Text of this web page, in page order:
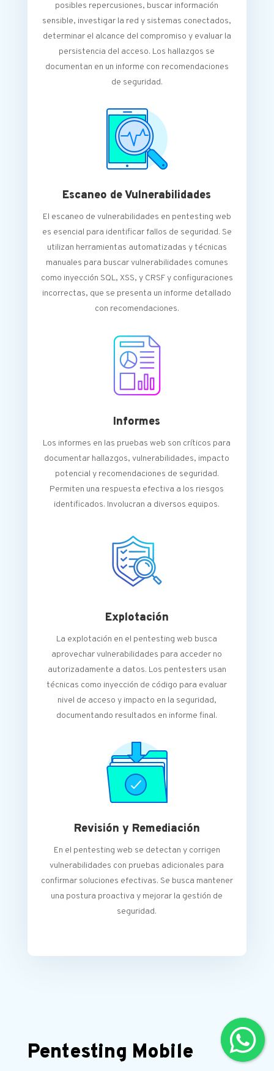
posibles repercusiones, buscar información
sensible, investigar la red y sistemas conectados,
determinar el alcance del compromiso y evaluar la
persistencia del acceso. Los hallazgos se
documentan en un informe con recomendaciones
de seguridad.
Escaneo de Vulnerabilidades
El escaneo de vulnerabilidades en pentesting web
es esencial para identificar fallos de seguridad. Se
utilizan herramientas automatizadas y técnicas
manuales para buscar vulnerabilidades comunes
como inyección SQL, XSS, y CRSF y configuraciones
incorrectas, que se presenta un informe detallado
con recomendaciones.
Informes
Los informes en las pruebas web son críticos para
documentar hallazgos, vulnerabilidades, impacto
potencial y recomendaciones de seguridad.
Permiten una respuesta efectiva a los riesgos
identificados. Involucran a diversos equipos.
Explotación
La explotación en el pentesting web busca
aprovechar vulnerabilidades para acceder no
autorizadamente a datos. Los pentesters usan
técnicas como inyección de código para evaluar
nivel de acceso y impacto en la seguridad,
documentando resultados en informe final.
Revisión y Remediación
En el pentesting web se detectan y corrigen
vulnerabilidades con pruebas adicionales para
confirmar soluciones efectivas. Se busca mantener
una postura proactiva y mejorar la gestión de
seguridad.
Pentesting Mobile